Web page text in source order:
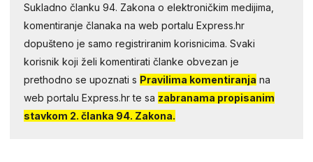
Sukladno članku 94. Zakona o elektroničkim medijima,
komentiranje članaka na web portalu Express.hr
dopušteno je samo registriranim korisnicima. Svaki
korisnik koji želi komentirati članke obvezan je
prethodno se upoznati s Pravilima komentiranja na
web portalu Express.hr te sa zabranama propisanim
stavkom 2. članka 94. Zakona.